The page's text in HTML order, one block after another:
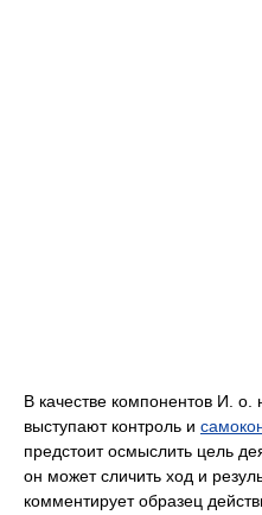
В качестве компонентов И. о.
выступают контроль и
предстоит осмыслить цель
он может сличить ход и
комментирует образец